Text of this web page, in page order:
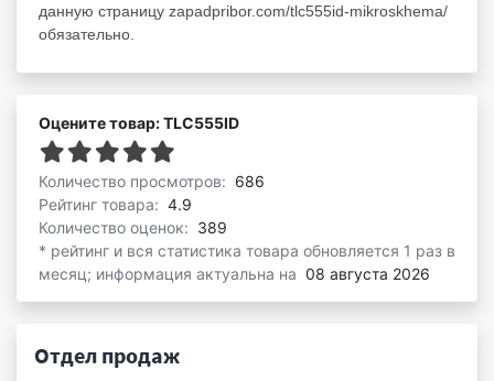
данную страницу zapadpribor.com/tlc555id-mikroskhema/
обязательно.
Оцените товар: TLC555ID
Количество просмотров: 686
Рейтинг товара: 4.9
Количество оценок: 389
* рейтинг и вся статистика товара обновляется 1 раз в
месяц; информация актуальна на 08 августа 2026
Отдел продаж